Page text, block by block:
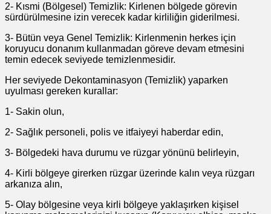
2- Kısmi (Bölgesel) Temizlik: Kirlenen bölgede görevin
sürdürülmesine izin verecek kadar kirliliğin giderilmesi.
3- Bütün veya Genel Temizlik: Kirlenmenin herkes için
koruyucu donanım kullanmadan göreve devam etmesini
temin edecek seviyede temizlenmesidir.
Her seviyede Dekontaminasyon (Temizlik) yaparken
uyulması gereken kurallar:
1- Sakin olun,
2- Sağlık personeli, polis ve itfaiyeyi haberdar edin,
3- Bölgedeki hava durumu ve rüzgar yönünü belirleyin,
4- Kirli bölgeye girerken rüzgar üzerinde kalın veya rüzgarı
arkanıza alın,
5- Olay bölgesine veya kirli bölgeye yaklaşırken kişisel